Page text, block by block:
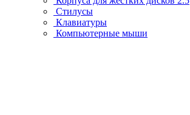
Стилусы
Клавиатуры
Компьютерные мыши